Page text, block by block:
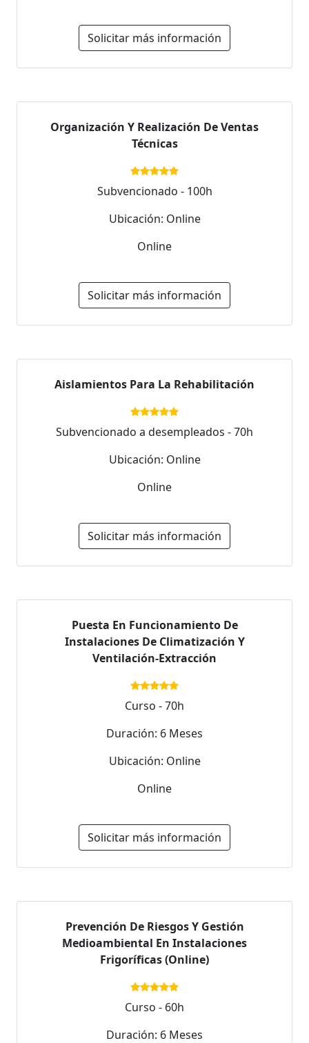
Solicitar más información
Organización Y Realización De Ventas
Técnicas
Subvencionado - 100h
Ubicación: Online
Online
Solicitar más información
Aislamientos Para La Rehabilitación
Subvencionado a desempleados - 70h
Ubicación: Online
Online
Solicitar más información
Puesta En Funcionamiento De
Instalaciones De Climatización Y
Ventilación-Extracción
Curso - 70h
Duración: 6 Meses
Ubicación: Online
Online
Solicitar más información
Prevención De Riesgos Y Gestión
Medioambiental En Instalaciones
Frigoríficas (Online)
Curso - 60h
Duración: 6 Meses